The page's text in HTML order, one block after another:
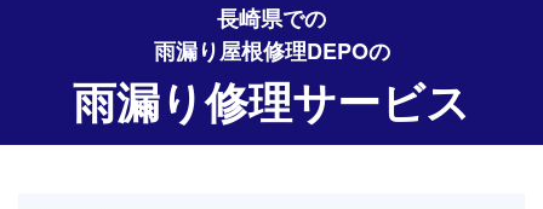
長崎県での
雨漏り屋根修理DEPOの
雨漏り修理サービス